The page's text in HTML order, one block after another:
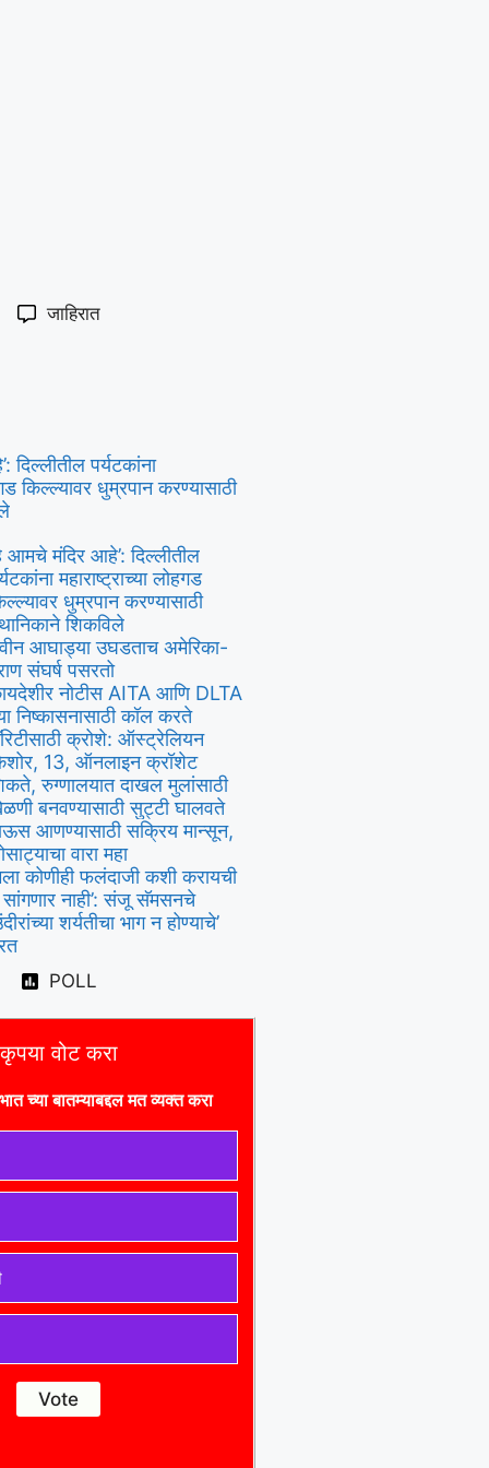
जाहिरात
पर्यटकांना
किल्ल्यावर धुम्रपान करण्यासाठी
आमचे मंदिर आहे’: दिल्लीतील
महाराष्ट्राच्या लोहगड
धुम्रपान करण्यासाठी
शिकविले
आघाड्या उघडताच अमेरिका-
संघर्ष पसरतो
नोटीस AITA आणि DLTA
निष्कासनासाठी कॉल करते
क्रोशे: ऑस्ट्रेलियन
13, ऑनलाइन क्रॉशेट
रुग्णालयात दाखल मुलांसाठी
बनवण्यासाठी सुट्टी घालवते
आणण्यासाठी सक्रिय मान्सून,
वारा महा
कोणीही फलंदाजी कशी करायची
नाही’: संजू सॅमसनचे
शर्यतीचा भाग न होण्याचे’
POLL
कृपया वोट करा
च्या बातम्याबद्दल मत व्यक्त करा